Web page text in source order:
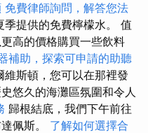
免費律師詢問，解答您法
季提供的免費檸檬水。 值
高的價格購買一些飲料
補助，探索可申請的助聽
斯頓，您可以在那裡發
悠久的海灘區氛圍和令人
歸根結底，我們下午前往
佩斯。 了解如何選擇合